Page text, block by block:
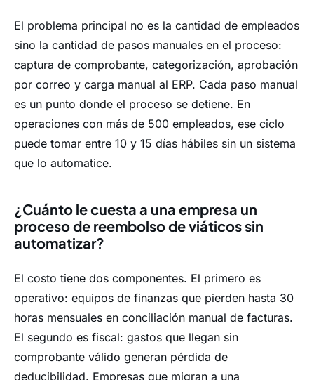
El problema principal no es la cantidad de empleados
sino la cantidad de pasos manuales en el proceso:
captura de comprobante, categorización, aprobación
por correo y carga manual al ERP. Cada paso manual
es un punto donde el proceso se detiene. En
operaciones con más de 500 empleados, ese ciclo
puede tomar entre 10 y 15 días hábiles sin un sistema
que lo automatice.
¿Cuánto le cuesta a una empresa un
proceso de reembolso de viáticos sin
automatizar?
El costo tiene dos componentes. El primero es
operativo: equipos de finanzas que pierden hasta 30
horas mensuales en conciliación manual de facturas.
El segundo es fiscal: gastos que llegan sin
comprobante válido generan pérdida de
deducibilidad. Empresas que migran a una